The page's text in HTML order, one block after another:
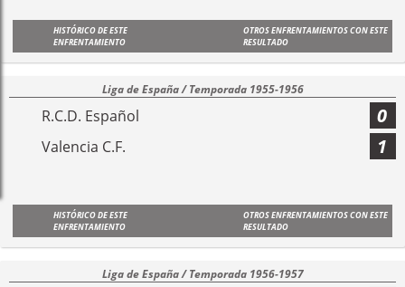
HISTÓRICO DE ESTE
ENFRENTAMIENTO
OTROS ENFRENTAMIENTOS CON ESTE
RESULTADO
Liga de España / Temporada 1955-1956
R.C.D. Español 0
Valencia C.F. 1
HISTÓRICO DE ESTE
ENFRENTAMIENTO
OTROS ENFRENTAMIENTOS CON ESTE
RESULTADO
Liga de España / Temporada 1956-1957